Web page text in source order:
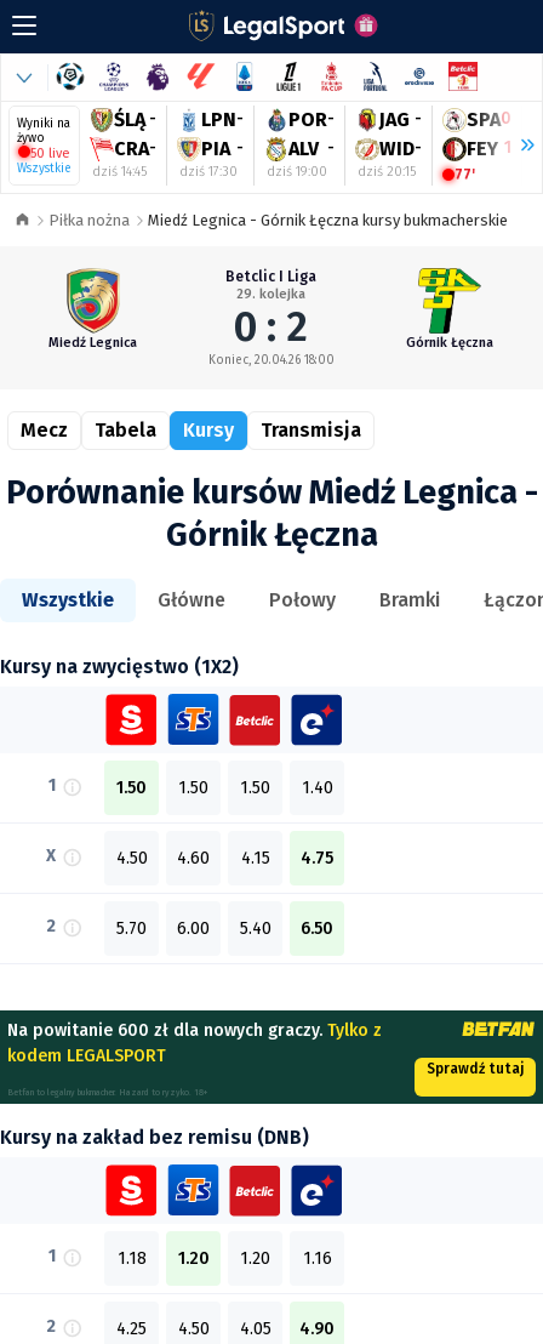
Wyniki na
żywo
50 live
Wszystkie
ŚLĄ -
CRA-
dziś 14:45
LPN-
PIA -
dziś 17:30
POR-
ALV -
dziś 19:00
JAG -
WID-
dziś 20:15
SPA0
FEY 1
77'
Piłka nożna Miedź Legnica - Górnik Łęczna kursy bukmacherskie
Miedź Legnica
Betclic I Liga
29. kolejka
0 : 2
Koniec, 20.04.26 18:00
Górnik Łęczna
Mecz Tabela Kursy Transmisja
Porównanie kursów Miedź Legnica -
Górnik Łęczna
Wszystkie Główne Połowy Bramki
Kursy na zwycięstwo (1X2)
1 1.50 1.50 1.50 1.40
X 4.50 4.60 4.15 4.75
2 5.70 6.00 5.40 6.50
Na powitanie 600 zł dla nowych graczy. Tylko z
kodem LEGALSPORT
Betfan to legalny bukmacher. Hazard to ryzyko. 18+
Sprawdź tutaj
Kursy na zakład bez remisu (DNB)
1 1.18 1.20 1.20 1.16
2 4.25 4.50 4.05 4.90